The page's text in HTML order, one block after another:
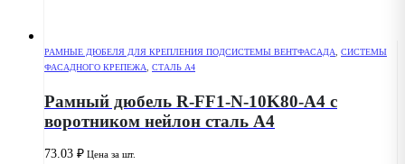
РАМНЫЕ ДЮБЕЛЯ ДЛЯ КРЕПЛЕНИЯ ПОДСИСТЕМЫ ВЕНТФАСАДА
СИСТЕМЫ
ФАСАДНОГО КРЕПЕЖА
СТАЛЬ A4
Рамный дюбель R-FF1-N-10K80-A4 с
воротником нейлон сталь A4
73.03 ₽ Цена за шт.